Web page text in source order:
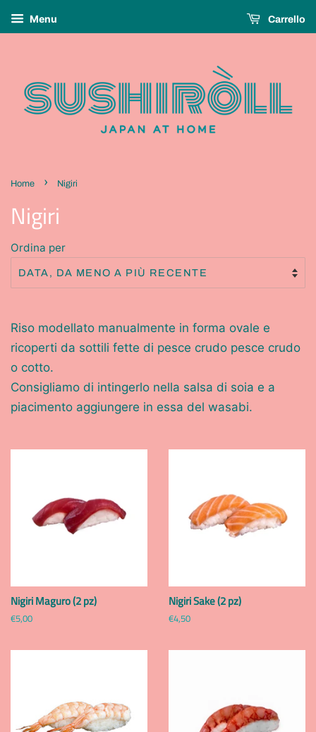
Menu Carrello
Home › Nigiri
Nigiri
Ordina per
Riso modellato manualmente in forma ovale e
ricoperti da sottili fette di pesce crudo pesce crudo
o cotto.
Consigliamo di intingerlo nella salsa di soia e a
piacimento aggiungere in essa del wasabi.
Nigiri Maguro (2 pz)
Prezzo
€5,00
Nigiri Sake (2 pz)
Prezzo
€4,50